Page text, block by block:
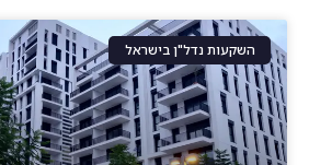
השקעות נדל"ן בישראל